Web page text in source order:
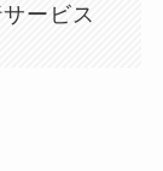
ービス